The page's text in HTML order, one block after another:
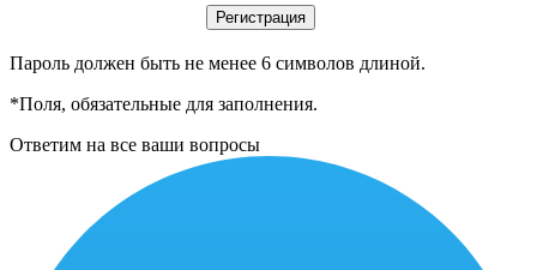
Пароль должен быть не менее 6 символов длиной.
*Поля, обязательные для заполнения.
Ответим на все ваши вопросы